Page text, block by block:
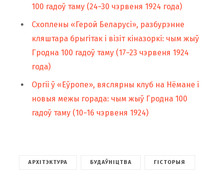
100 гадоў таму (24−30 чэрвеня 1924 года)
Схоплены «Герой Беларусі», разбурэнне
кляштара брыгітак і візіт кіназоркі: чым жыў
Гродна 100 гадоў таму (17−23 чэрвеня 1924
года)
Оргіі ў «Еўропе», вяслярны клуб на Нёмане і
новыя межы горада: чым жыў Гродна 100
гадоў таму (10−16 чэрвеня 1924)
АРХІТЭКТУРА БУДАЎНІЦТВА ГІСТОРЫЯ